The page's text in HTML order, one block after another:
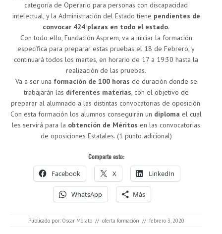
categoría de Operario para personas con discapacidad
intelectual, y la Administración del Estado tiene pendientes de
convocar 424 plazas en todo el estado.
Con todo ello, Fundación Asprem, va a iniciar la formación
específica para preparar estas pruebas el 18 de Febrero, y
continuará todos los martes, en horario de 17 a 19:30 hasta la
realización de las pruebas.
Va a ser una formación de 100 horas de duración donde se
trabajarán las diferentes materias, con el objetivo de
preparar al alumnado a las distintas convocatorias de oposición.
Con esta formación los alumnos conseguirán un diploma el cual
les servirá para la obtención de Méritos en las convocatorias
de oposiciones Estatales. (1 punto adicional)
Comparte esto:
Facebook X LinkedIn
WhatsApp Más
Publicado por: Oscar Morato // oferta formación // febrero 3, 2020